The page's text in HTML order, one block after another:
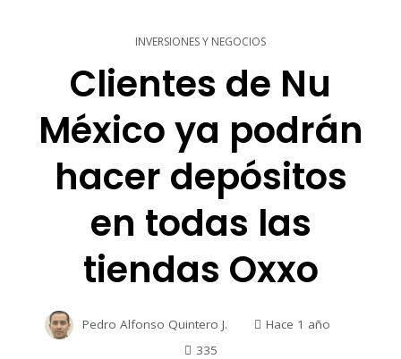
INVERSIONES Y NEGOCIOS
Clientes de Nu
México ya podrán
hacer depósitos
en todas las
tiendas Oxxo
Pedro Alfonso Quintero J.
Hace 1 año
335